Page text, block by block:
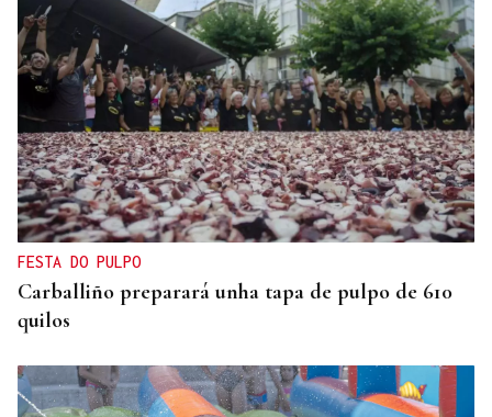
FESTA DO PULPO
Carballiño preparará unha tapa de pulpo de 610
quilos